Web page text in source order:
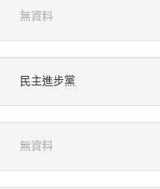
無資料
民主進步黨
無資料